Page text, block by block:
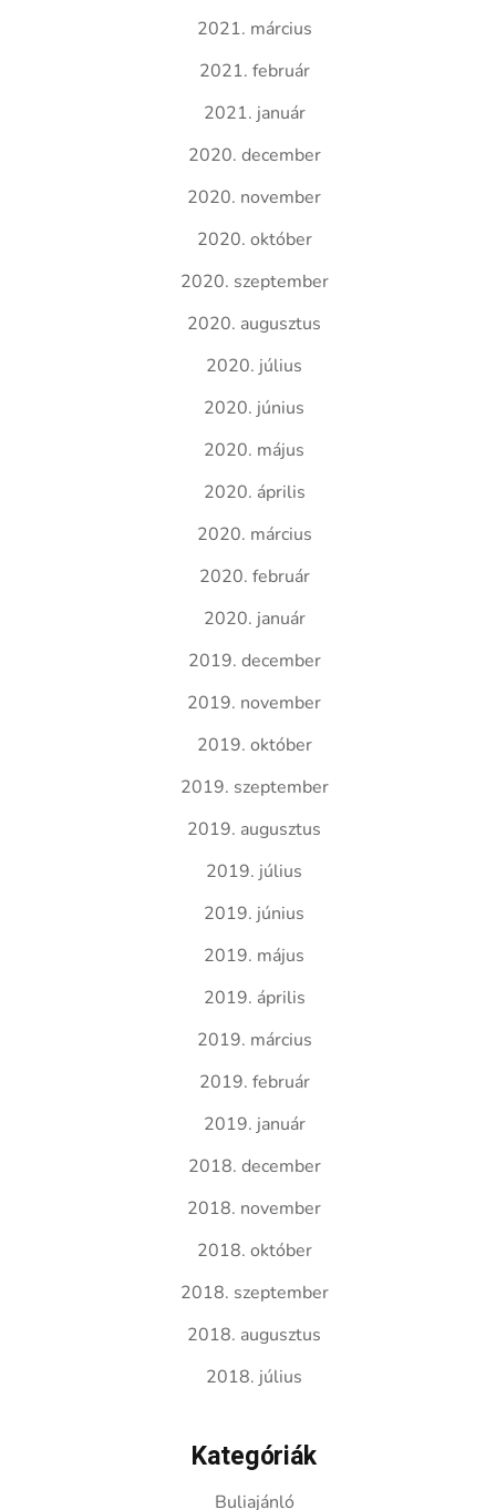
2021. március
2021. február
2021. január
2020. december
2020. november
2020. október
2020. szeptember
2020. augusztus
2020. július
2020. június
2020. május
2020. április
2020. március
2020. február
2020. január
2019. december
2019. november
2019. október
2019. szeptember
2019. augusztus
2019. július
2019. június
2019. május
2019. április
2019. március
2019. február
2019. január
2018. december
2018. november
2018. október
2018. szeptember
2018. augusztus
2018. július
Kategóriák
Buliajánló